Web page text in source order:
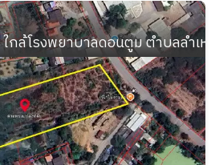
กล้โรงพยาบาลดอนตูม ตำบลลำเ